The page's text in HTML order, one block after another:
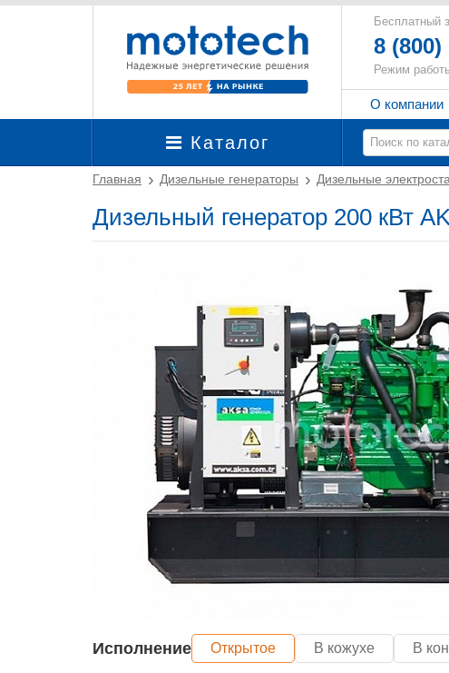
Бесплатный
8 (800)
Режим
О компании
Каталог
Главная Дизельные генераторы Дизельные
Дизельный генератор 200 кВт
Исполнение Открытое В кожухе В